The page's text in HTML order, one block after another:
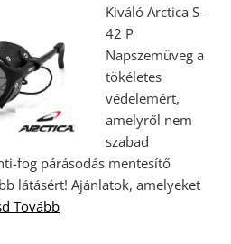
Kiváló Arctica S-
42 P
Napszemüveg a
tökéletes
védelemért,
amelyről nem
szabad
fog párásodás mentesítő
látásért! Ajánlatok, amelyeket
Tovább